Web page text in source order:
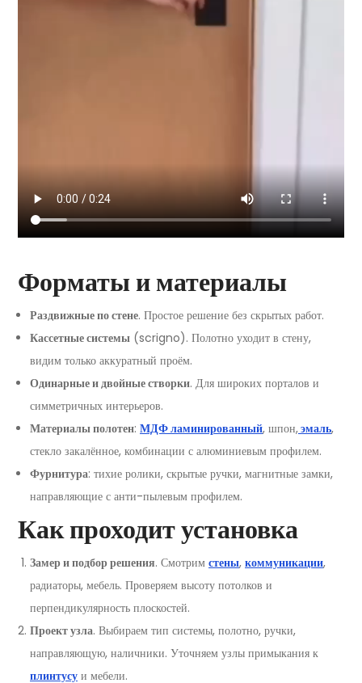
Форматы и материалы
Раздвижные по стене. Простое решение без скрытых работ.
Кассетные системы (scrigno). Полотно уходит в стену,
видим только аккуратный проём.
Одинарные и двойные створки. Для широких порталов и
симметричных интерьеров.
Материалы полотен: МДФ ламинированный, шпон,эмаль,
стекло закалённое, комбинации с алюминиевым профилем.
Фурнитура: тихие ролики, скрытые ручки, магнитные замки,
направляющие с анти-пылевым профилем.
Как проходит установка
Замер и подбор решения. Смотрим стены, коммуникации,
радиаторы, мебель. Проверяем высоту потолков и
перпендикулярность плоскостей.
Проект узла. Выбираем тип системы, полотно, ручки,
направляющую, наличники. Уточняем узлы примыкания к
плинтусу и мебели.